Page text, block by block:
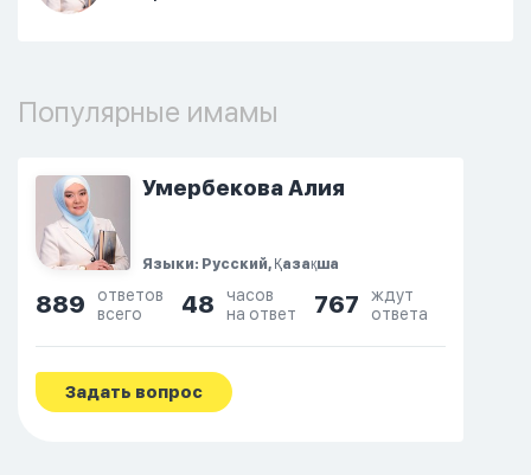
Популярные имамы
Умербекова Алия
Языки: Русский, Қазақша
889
ответов
всего
48
часов
на ответ
767
ждут
ответа
Задать вопрос